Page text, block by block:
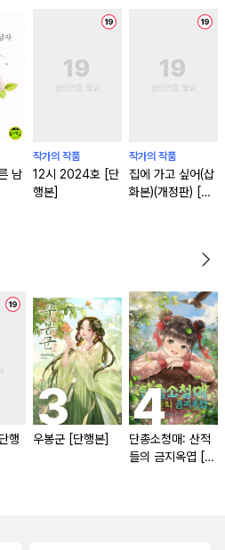
남
작가의 작품
12시 2024호 [단
행본]
작가의 작품
집에 가고 싶어(삽
화본)(개정판) [단
행
우봉군 [단행본]
단총소청매: 산적
들의 금지옥엽 [단